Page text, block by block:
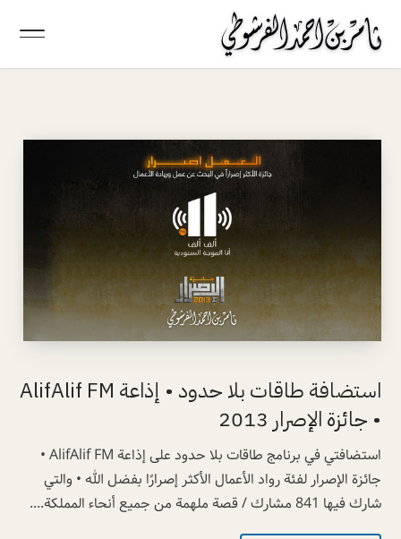
استضافة طاقات بلا حدود • إذاعة AlifAlif FM
• جائزة الإصرار 2013
استضافتي في برنامج طاقات بلا حدود على إذاعة AlifAlif FM •
جائزة الإصرار لفئة رواد الأعمال الأكثر إصرارًا بفضل الله • والتي
شارك فيها 841 مشارك / قصة ملهمة من جميع أنحاء المملكة....